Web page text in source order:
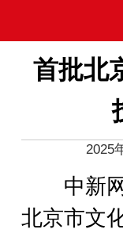
首批北
2025
中新网
北京市文